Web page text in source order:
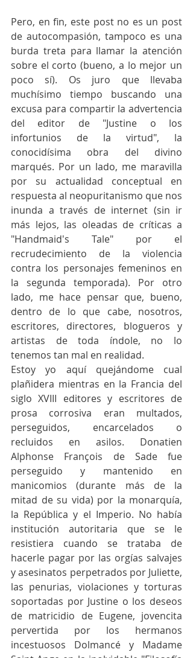
Pero, en fin, este post no es un post
de autocompasión, tampoco es una
burda treta para llamar la atención
sobre el corto (bueno, a lo mejor un
poco sí). Os juro que llevaba
muchísimo tiempo buscando una
excusa para compartir la advertencia
del editor de "Justine o los
infortunios de la virtud", la
conocidísima obra del divino
marqués. Por un lado, me maravilla
por su actualidad conceptual en
respuesta al neopuritanismo que nos
inunda a través de internet (sin ir
más lejos, las oleadas de críticas a
"Handmaid's Tale" por el
recrudecimiento de la violencia
contra los personajes femeninos en
la segunda temporada). Por otro
lado, me hace pensar que, bueno,
dentro de lo que cabe, nosotros,
escritores, directores, blogueros y
artistas de toda índole, no lo
tenemos tan mal en realidad.
Estoy yo aquí quejándome cual
plañidera mientras en la Francia del
siglo XVIII editores y escritores de
prosa corrosiva eran multados,
perseguidos, encarcelados o
recluidos en asilos. Donatien
Alphonse François de Sade fue
perseguido y mantenido en
manicomios (durante más de la
mitad de su vida) por la monarquía,
la República y el Imperio. No había
institución autoritaria que se le
resistiera cuando se trataba de
hacerle pagar por las orgías salvajes
y asesinatos perpetrados por Juliette,
las penurias, violaciones y torturas
soportadas por Justine o los deseos
de matricidio de Eugene, jovencita
pervertida por los hermanos
incestuosos Dolmancé y Madame